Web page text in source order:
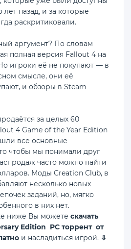
лет назад, и за которые
раскритиковали.
аргумент? По словам
полная версия Fallout 4 на
игроки её не покупают — в
смысле, они её
и обзоры в Steam
за целых 60
4 Game of the Year Edition
все основные
чтобы мы понимали друг
часто можно найти
Моды Creation Club, в
несколько новых
заданий, но, мягко
в них нет.
ниже Вы можете скачать
Edition PC торрент от
и насладиться игрой. ⇩